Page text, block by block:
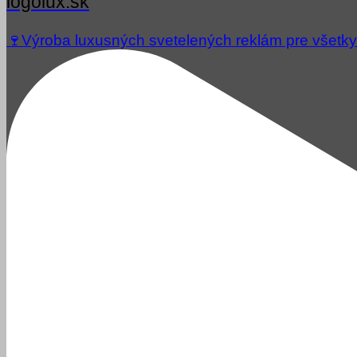
🍷Výroba luxusných svetelených reklám pre